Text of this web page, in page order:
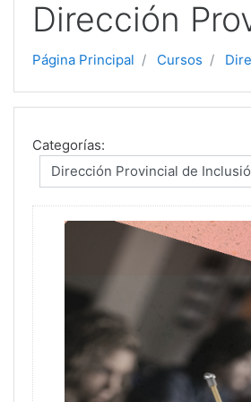
Dirección
Página Principal Cursos
Categorías: